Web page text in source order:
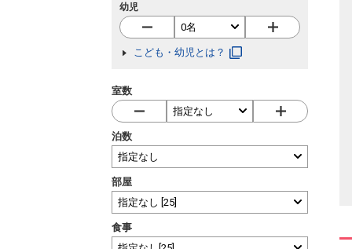
幼児
こども・幼児とは？
室数
泊数
部屋
食事